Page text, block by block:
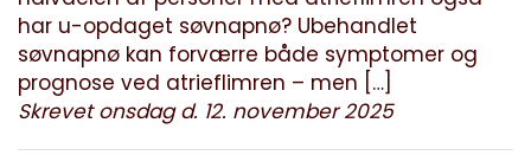
har u-opdaget søvnapnø? Ubehandlet
søvnapnø kan forværre både symptomer og
prognose ved atrieflimren – men […]
Skrevet onsdag d. 12. november 2025